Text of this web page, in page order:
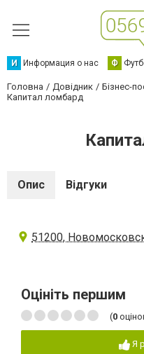
И Информация о нас Ф
Головна Довідник Бізнес-
Капитал ломбард
Опис Відгуки
51200,
Оцініть першим
(0
Я